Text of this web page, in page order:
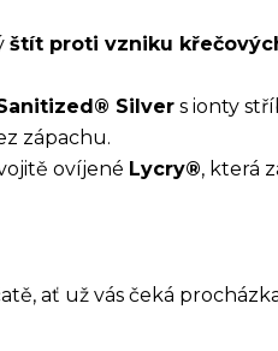
štít proti vzniku
Silver s ionty
zápachu.
ovíjené Lycry®, která
ať už vás čeká